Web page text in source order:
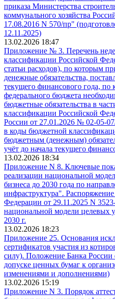
приказа Министерства
коммунального хозяйства
17.08.2016 N 570/пр"
12.11.2025)
13.02.2026 18:47
Приложение № 3. Перечень
классификации Российской
статьи расходов), по которым
денежные обязательства,
текущего финансового года, по
федерального бюджета
бюджетные обязательства в
классификации Российской
России от 27.01.2026 № 02-05-
в коды бюджетной
бюджетным (денежным)
учёт до начала текущего
13.02.2026 18:34
Приложение N 8. Ключевые
реализации национальной
бизнеса до 2030 года по
инфраструктура".
Федерации от 29.11.2025 N
национальной модели целевых
2030 г.
13.02.2026 18:23
Приложение 25. Основания
сертификатов участия из
силу). Положение Банка
допуске ценных бумаг к
изменениями и дополнениями)
13.02.2026 15:19
Приложение N 3. Порядок